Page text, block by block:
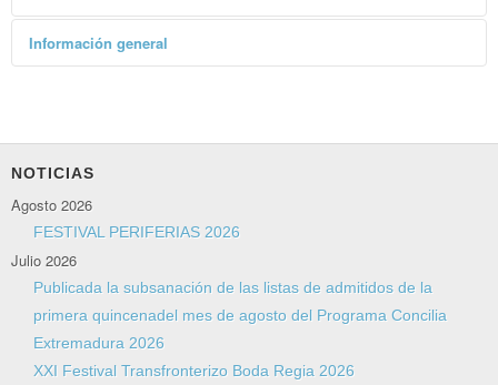
Enviar un correo electrónico
*Campo requerido
Correo electrónico
Asunto*
Mensaje*
Información general
NOTICIAS
Agosto 2026
FESTIVAL PERIFERIAS 2026
Julio 2026
Publicada la subsanación de las listas de admitidos de la
primera quincenadel mes de agosto del Programa Concilia
Extremadura 2026
XXI Festival Transfronterizo Boda Regia 2026